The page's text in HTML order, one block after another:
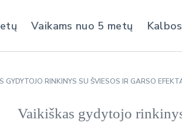
Vaikams nuo 5 metų
GYDYTOJO RINKINYS SU ŠVIESOS IR GARSO
Vaikiškas gydytojo